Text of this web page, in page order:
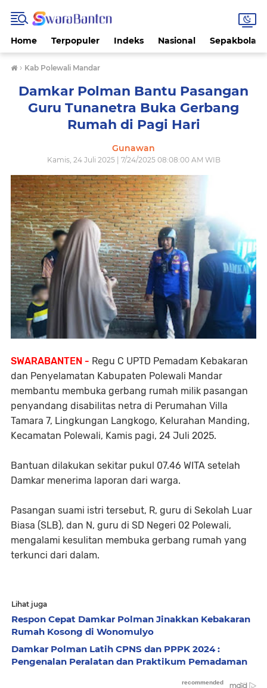
Home Terpopuler Indeks Nasional Sepakbola
› Kab Polewali Mandar
Damkar Polman Bantu Pasangan
Guru Tunanetra Buka Gerbang
Rumah di Pagi Hari
Gunawan
Kamis, 24 Juli 2025 | 7/24/2025 08:08:00 AM WIB
SWARABANTEN - Regu C UPTD Pemadam Kebakaran
dan Penyelamatan Kabupaten Polewali Mandar
membantu membuka gerbang rumah milik pasangan
penyandang disabilitas netra di Perumahan Villa
Tamara 7, Lingkungan Langkogo, Kelurahan Manding,
Kecamatan Polewali, Kamis pagi, 24 Juli 2025.
Bantuan dilakukan sekitar pukul 07.46 WITA setelah
Damkar menerima laporan dari warga.
Pasangan suami istri tersebut, R, guru di Sekolah Luar
Biasa (SLB), dan N, guru di SD Negeri 02 Polewali,
mengalami kesulitan membuka gerbang rumah yang
terkunci dari dalam.
Lihat juga
Respon Cepat Damkar Polman Jinakkan Kebakaran
Rumah Kosong di Wonomulyo
Damkar Polman Latih CPNS dan PPPK 2024 :
Pengenalan Peralatan dan Praktikum Pemadaman